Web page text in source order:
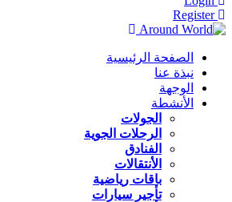
Register
الصفحة الرئيسية
نبذة عنا
الوجهة
الأنشطة
الجولات
الرحلات الجوية
الفنادق
الأنتقالات
باقات رياضية
تأجير سيارات